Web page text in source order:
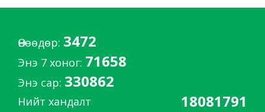
Өнөөдөр: 3472
Энэ 7 хоног: 71658
Энэ сар: 330862
Нийт хандалт 18081791